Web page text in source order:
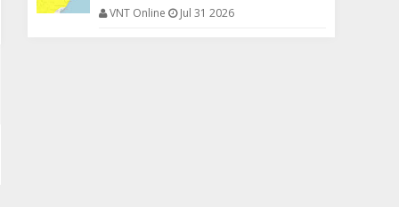
VNT Online Jul 31 2026